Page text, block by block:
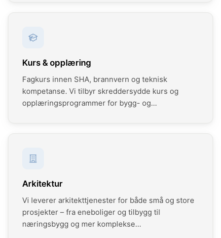
sektorlovverk og komplekse myndighetsløp
godkjenning.
Kurs & opplæring
Fagkurs innen SHA, brannvern og teknisk
kompetanse. Vi tilbyr skreddersydde kurs og
opplæringsprogrammer for bygg- og
Arkitektur
Vi leverer arkitekttjenester for både små og store
prosjekter – fra eneboliger og tilbygg til
næringsbygg og mer komplekse